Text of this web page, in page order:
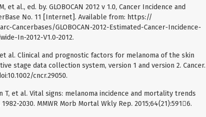
et al., ed. by. GLOBOCAN 2012 v 1.0, Cancer Incidence and
No. 11 [Internet]. Available from: https://
Cancerbases/GLOBOCAN-2012-Estimated-Cancer-Incidence-
In-2012-V1.0-2012.
et al. Clinical and prognostic factors for melanoma of the skin
stage data collection system, version 1 and version 2. Cancer.
cncr.29050.
T, et al. Vital signs: melanoma incidence and mortality trends
2030. MMWR Morb Mortal Wkly Rep. 2015;64(21):5916.